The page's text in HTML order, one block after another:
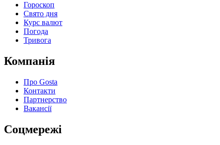
Гороскоп
Свято дня
Курс валют
Погода
Тривога
Компанія
Про Gosta
Контакти
Партнерство
Вакансії
Соцмережі